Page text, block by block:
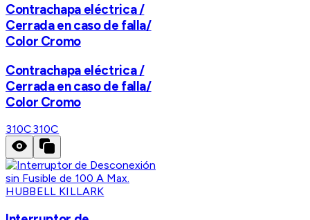
Contrachapa eléctrica /
Cerrada en caso de falla/
Color Cromo
Contrachapa eléctrica /
Cerrada en caso de falla/
Color Cromo
310C310C
HUBBELL KILLARK